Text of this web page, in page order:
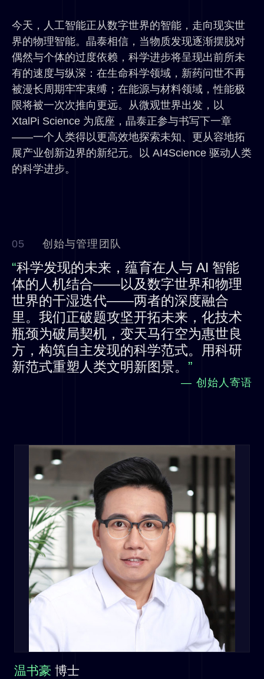
今天，人工智能正从数字世界的智能，走向现实世
界的物理智能。晶泰相信，当物质发现逐渐摆脱对
偶然与个体的过度依赖，科学进步将呈现出前所未
有的速度与纵深：在生命科学领域，新药问世不再
被漫长周期牢牢束缚；在能源与材料领域，性能极
限将被一次次推向更远。从微观世界出发，以
XtalPi Science 为底座，晶泰正参与书写下一章
——一个人类得以更高效地探索未知、更从容地拓
展产业创新边界的新纪元。以 AI4Science 驱动人类
的科学进步。
05 创始与管理团队
“科学发现的未来，蕴育在人与 AI 智能
体的人机结合——以及数字世界和物理
世界的干湿迭代——两者的深度融合
里。我们正破题攻坚开拓未来，化技术
瓶颈为破局契机，变天马行空为惠世良
方，构筑自主发现的科学范式。用科研
新范式重塑人类文明新图景。 ”
— 创始人寄语
温书豪 博士